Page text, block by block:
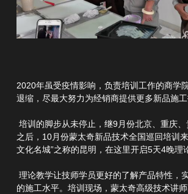
2020年虽受疫情影响，负责培训工作的商学
退缩，尽最大努力为经销商提供更多新品施工
培训的脚步从未停止，继9月份北京、重庆
之后，10月份蒙太奇新品技术全国巡回培训
文化名城”之称的昆明，在这里开启5天4晚理
理论教学让技师学员更好的了解产品特性，
的施工水平。培训现场，蒙太奇高级技术讲